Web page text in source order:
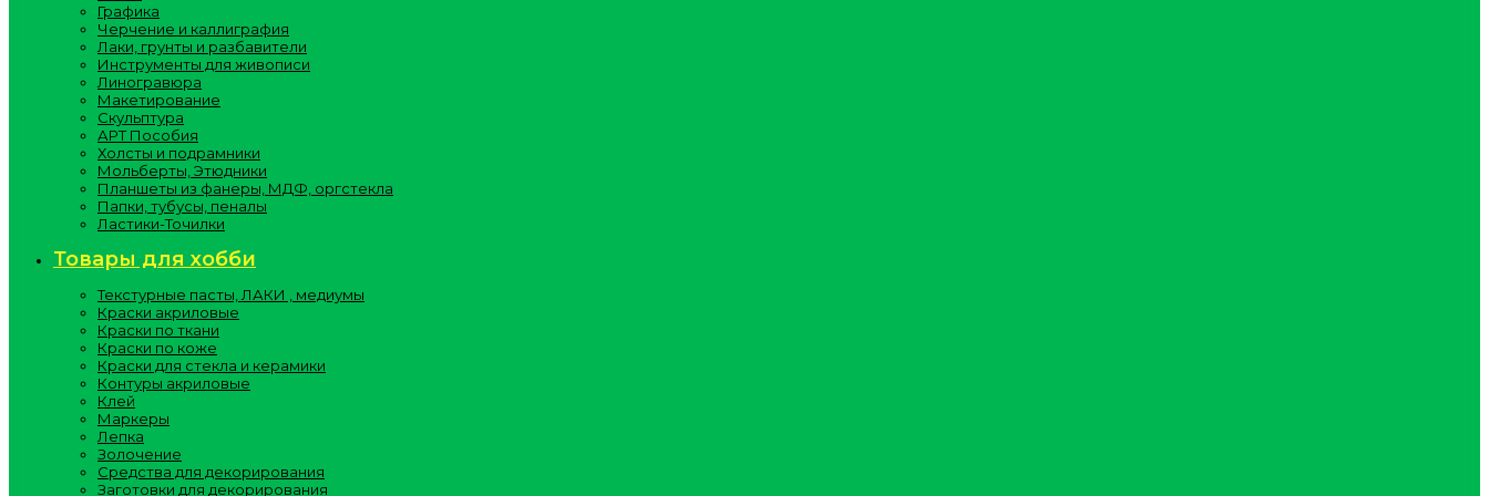
Графика
Черчение и каллиграфия
Лаки, грунты и разбавители
Инструменты для живописи
Линогравюра
Макетирование
Скульптура
АРТ Пособия
Холсты и подрамники
Мольберты, Этюдники
Планшеты из фанеры, МДФ, оргстекла
Папки, тубусы, пеналы
Ластики-Точилки
Товары для хобби
Текстурные пасты, ЛАКИ , медиумы
Краски акриловые
Краски по ткани
Краски по коже
Краски для стекла и керамики
Контуры акриловые
Клей
Маркеры
Лепка
Золочение
Средства для декорирования
Заготовки для декорирования